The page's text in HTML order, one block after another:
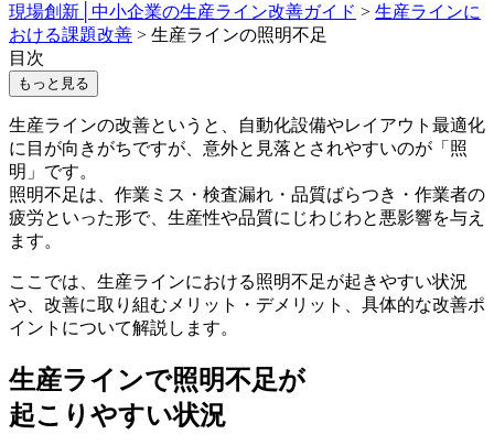
現場創新│中小企業の生産ライン改善ガイド > 生産ラインに
おける課題改善 > 生産ラインの照明不足
目次
もっと見る
生産ラインの改善というと、自動化設備やレイアウト最適化
に目が向きがちですが、意外と見落とされやすいのが「照
明」です。
照明不足は、作業ミス・検査漏れ・品質ばらつき・作業者の
疲労といった形で、生産性や品質にじわじわと悪影響を与え
ます。
ここでは、生産ラインにおける照明不足が起きやすい状況
や、改善に取り組むメリット・デメリット、具体的な改善ポ
イントについて解説します。
生産ラインで照明不足が
起こりやすい状況